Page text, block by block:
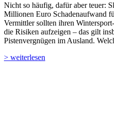
Nicht so häufig, dafür aber teuer:
Millionen Euro Schadenaufwand
Vermittler sollten ihren
die Risiken aufzeigen – das gilt
Pistenvergnügen im Ausland.
> weiterlesen